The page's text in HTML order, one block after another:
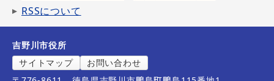
RSSについて
吉野川市役所
サイトマップ
お問い合わせ